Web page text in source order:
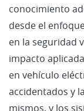
conocimiento
desde el
en la seguridad
impacto
en vehículo
accidentados y
mismos, y los